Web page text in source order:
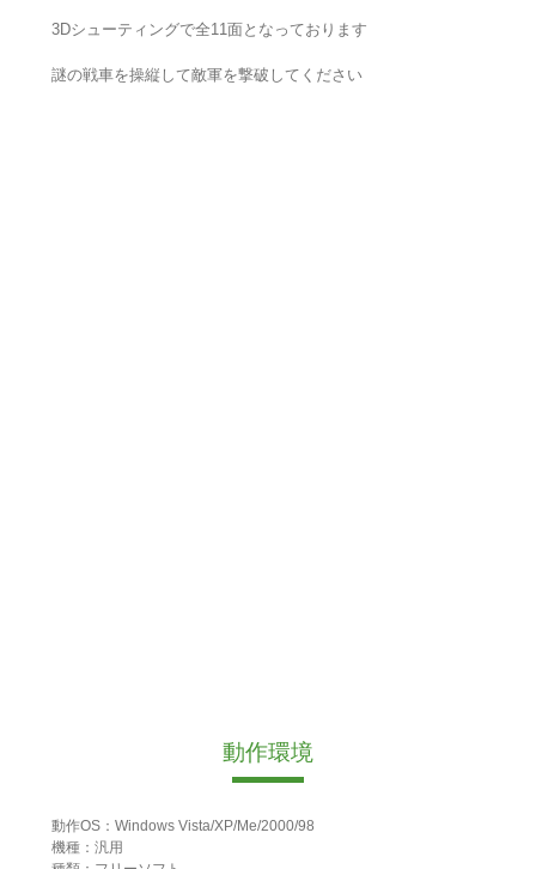
3Dシューティングで全11面となっております
謎の戦車を操縦して敵軍を撃破してください
動作環境
動作OS：Windows Vista/XP/Me/2000/98
機種：汎用